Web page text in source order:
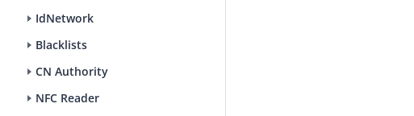
IdNetwork
Blacklists
CN Authority
NFC Reader